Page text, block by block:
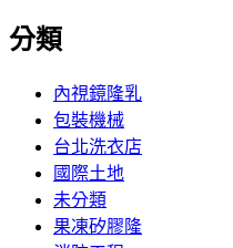
分類
內視鏡隆乳
包裝機械
台北洗衣店
國際土地
未分類
果凍矽膠隆